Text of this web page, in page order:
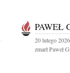
PAWEŁ
20 lutego
zmarł Paweł